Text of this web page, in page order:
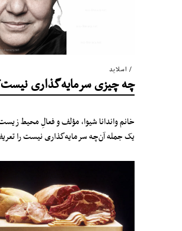
اسلاید
چه چیزی سرمایه‌گذاری
خانم واندانا شیوا، مؤلف و فعالِ محیط
یک جمله آن‌چه سرمایه‌گذاری نیست را